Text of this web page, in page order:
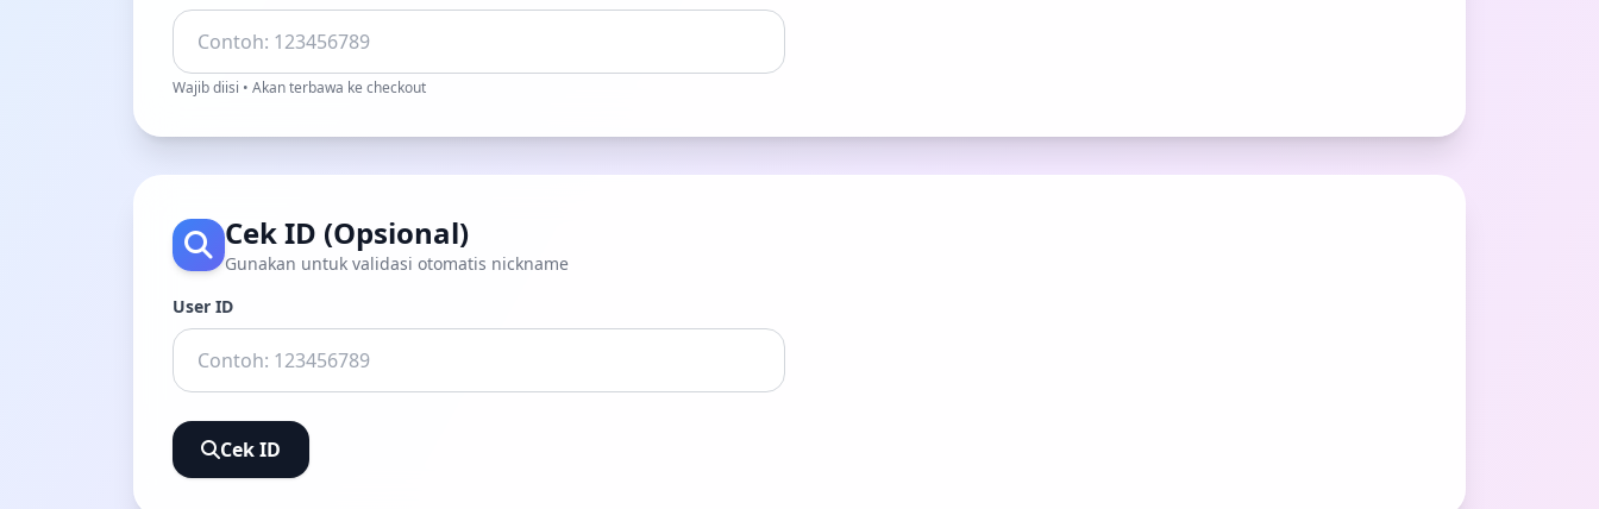
Wajib diisi • Akan terbawa ke checkout
Cek ID (Opsional)
Gunakan untuk validasi otomatis nickname
User ID
Cek ID